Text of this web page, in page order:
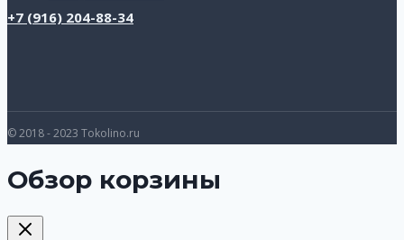
+7 (916) 204-88-34
© 2018 - 2023 Tokolino.ru
Обзор корзины